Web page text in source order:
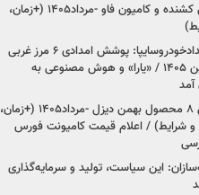
شروع فروش کشنده و کامیون فاو -مرداد۱۴۰۵ (+زمان،
مدیرعامل امدادخودروسایپا: پوشش امدادی ۶ مرز غربی
در طرح اربعین ۱۴۰۵ / «یارا» و هوش مصنوعی به
آمد
شروع فروش ۸ محصول بهمن دیزل -مرداد۱۴۰۵ (+زمان،
شرایط) / اعلام قیمت کامیونت فورس
این سیاست، تولید و سرمایه‌گذاری